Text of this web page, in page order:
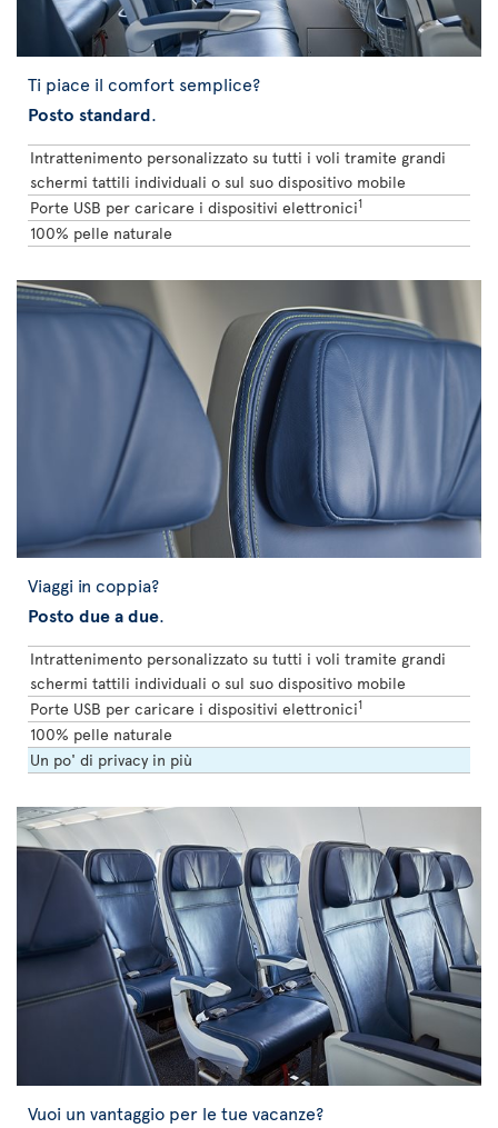
Ti piace il comfort semplice?
Posto standard.
Intrattenimento personalizzato su tutti i voli tramite grandi
schermi tattili individuali o sul suo dispositivo mobile
Porte USB per caricare i dispositivi elettronici1
100% pelle naturale
Viaggi in coppia?
Posto due a due.
Intrattenimento personalizzato su tutti i voli tramite grandi
schermi tattili individuali o sul suo dispositivo mobile
Porte USB per caricare i dispositivi elettronici1
100% pelle naturale
Un po' di privacy in più
Vuoi un vantaggio per le tue vacanze?